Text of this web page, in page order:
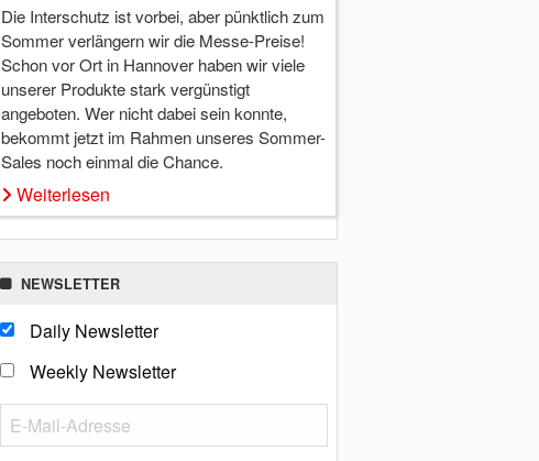
Die Interschutz ist vorbei, aber pünktlich zum
Sommer verlängern wir die Messe-Preise!
Schon vor Ort in Hannover haben wir viele
unserer Produkte stark vergünstigt
angeboten. Wer nicht dabei sein konnte,
bekommt jetzt im Rahmen unseres Sommer-
Sales noch einmal die Chance.
Weiterlesen
NEWSLETTER
Daily Newsletter
Weekly Newsletter